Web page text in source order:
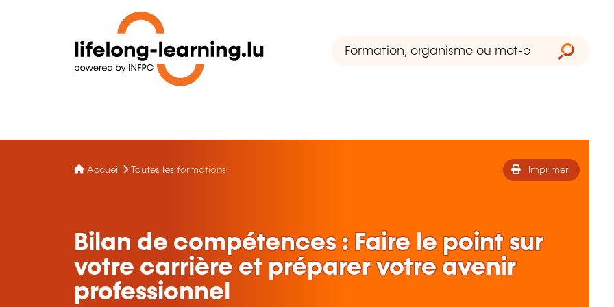
Accueil Toutes les formations Imprimer
Bilan de compétences : Faire le point sur
votre carrière et préparer votre avenir
professionnel